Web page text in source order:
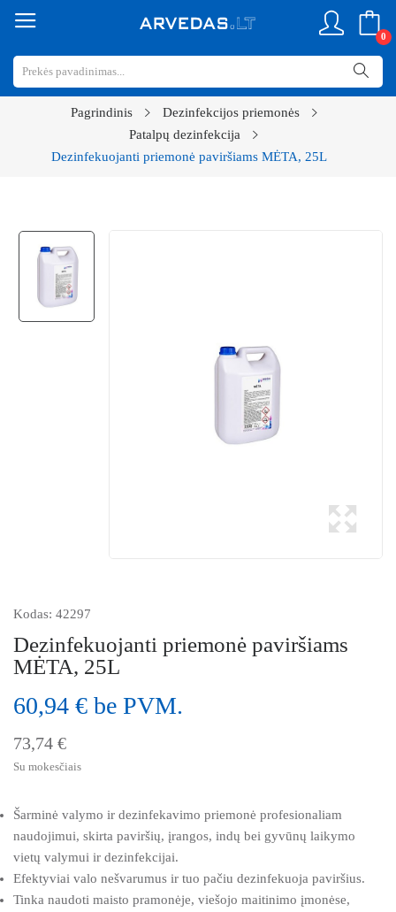
0
Pagrindinis
Dezinfekcijos priemonės
Patalpų dezinfekcija
Dezinfekuojanti priemonė paviršiams MĖTA, 25L
Kodas: 42297
Dezinfekuojanti priemonė paviršiams
MĖTA, 25L
60,94 € be PVM.
73,74 €
Su mokesčiais
Šarminė valymo ir dezinfekavimo priemonė profesionaliam
naudojimui, skirta paviršių, įrangos, indų bei gyvūnų laikymo
vietų valymui ir dezinfekcijai.
Efektyviai valo nešvarumus ir tuo pačiu dezinfekuoja paviršius.
Tinka naudoti maisto pramonėje, viešojo maitinimo įmonėse,